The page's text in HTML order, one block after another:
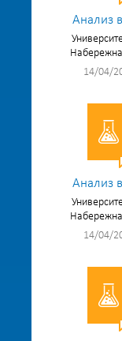
Анализ
14/04/
Анализ
14/04/